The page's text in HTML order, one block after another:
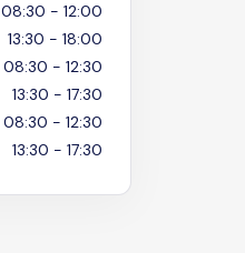
08:30 - 12:00
13:30 - 18:00
08:30 - 12:30
13:30 - 17:30
08:30 - 12:30
13:30 - 17:30